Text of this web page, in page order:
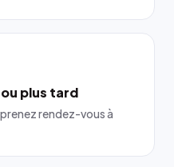
plus tard
rendez-vous à